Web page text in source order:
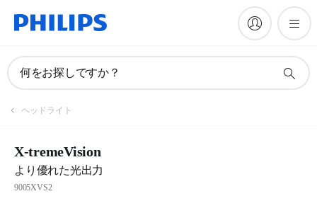
何をお探しですか？
ヘッドライト
X-tremeVision
より優れた光出力
9005XVS2